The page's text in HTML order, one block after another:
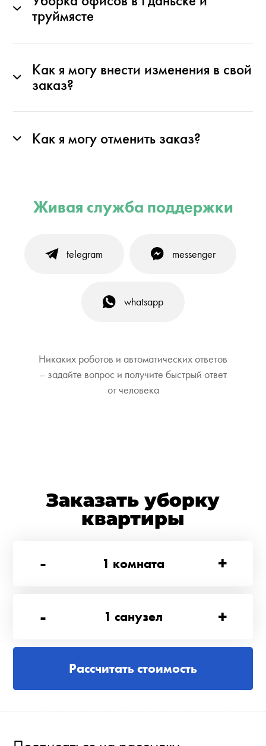
труймясте
Как я могу внести изменения в свой
заказ?
Как я могу отменить заказ?
Живая служба поддержки
telegram messenger
whatsapp
Никаких роботов и автоматических ответов
– задайте вопрос и получите быстрый ответ
от человека
Заказать уборку
квартиры
-
1 комната +
- 1 санузел +
Рассчитать стоимость